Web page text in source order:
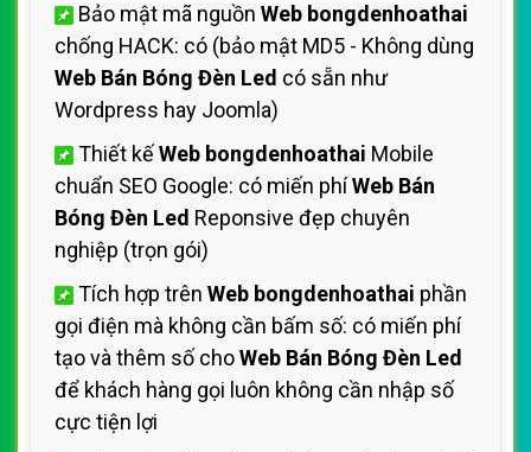
Bảo mật mã nguồn Web bongdenhoathai
chống HACK: có (bảo mật MD5 - Không dùng
Web Bán Bóng Đèn Led có sẵn như
Wordpress hay Joomla)
Thiết kếWeb bongdenhoathai Mobile
chuẩn SEO Google: có miến phíWeb Bán
Bóng Đèn Led Reponsive đẹp chuyên
nghiệp (trọn gói)
Tích hợp trên Web bongdenhoathai phần
gọi điện mà không cần bấm số: có miến phí
tạo và thêm số choWeb Bán Bóng Đèn Led
để khách hàng gọi luôn không cần nhập số
cực tiện lợi